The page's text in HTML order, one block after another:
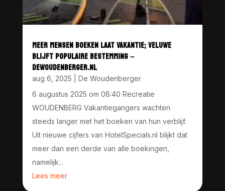
MEER MENSEN BOEKEN LAAT VAKANTIE; VELUWE
BLIJFT POPULAIRE BESTEMMING –
DEWOUDENBERGER.NL
aug 6, 2025
De Woudenberger
6 augustus 2025 om 08:40 Recreatie
WOUDENBERG Vakantiegangers wachten
steeds langer met het boeken van hun verblijf.
Uit nieuwe cijfers van HotelSpecials.nl blijkt dat
meer dan een derde van alle boekingen,
namelijk...
Lees meer